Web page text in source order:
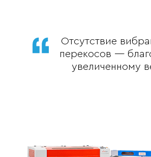
Отсутствие
перекосов —
увеличенному